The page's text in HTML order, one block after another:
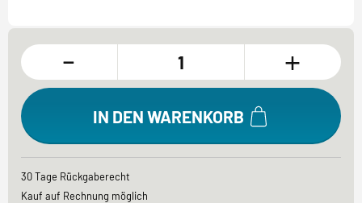
- +
IN DEN WARENKORB
30 Tage Rückgaberecht
Kauf auf Rechnung möglich